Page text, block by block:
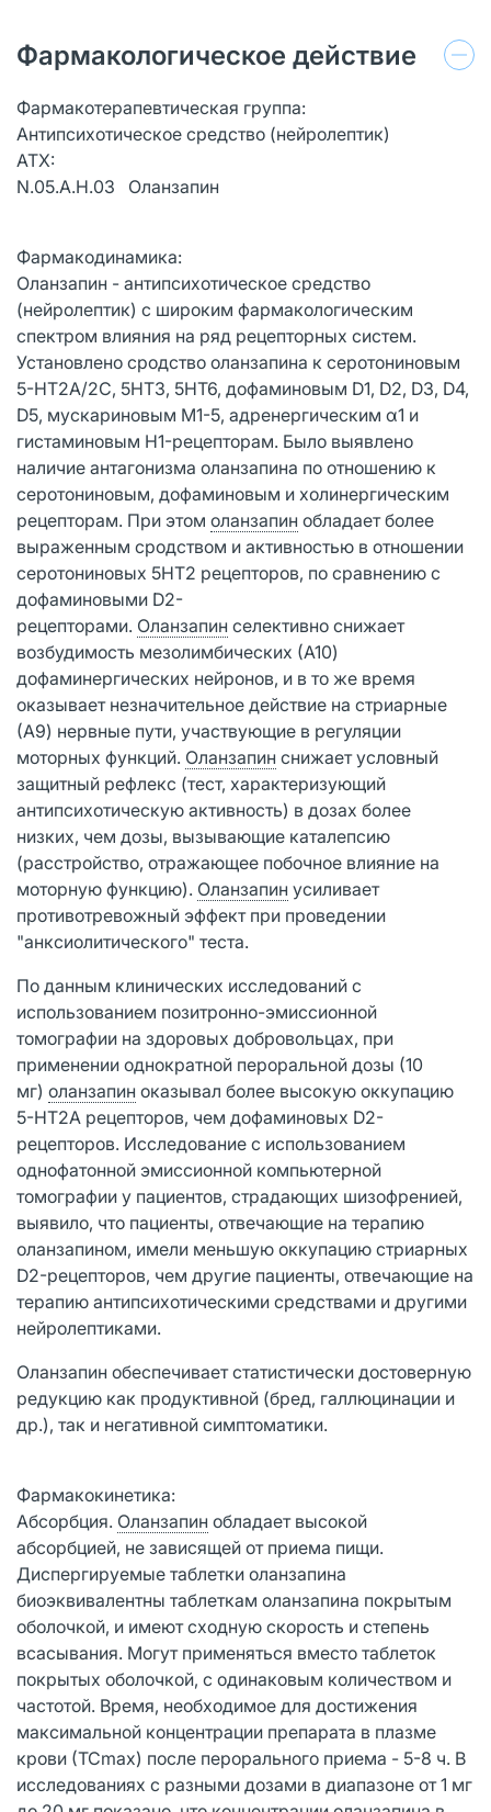
Фармакологическое действие
Фармакотерапевтическая группа:
Антипсихотическое средство (нейролептик)
АТХ:
N.05.A.H.03 Оланзапин
Фармакодинамика:
Оланзапин - антипсихотическое средство
(нейролептик) с широким фармакологическим
спектром влияния на ряд рецепторных систем.
Установлено сродство оланзапина к серотониновым
5-НТ2А/2С, 5НТ3, 5НТ6, дофаминовым D1, D2, D3, D4,
D5, мускариновым М1-5, адренергическим α1 и
гистаминовым H1-рецепторам. Было выявлено
наличие антагонизма оланзапина по отношению к
серотониновым, дофаминовым и холинергическим
рецепторам. При этом оланзапин обладает более
выраженным сродством и активностью в отношении
серотониновых 5НТ2 рецепторов, по сравнению с
дофаминовыми D2-
рецепторами. Оланзапин селективно снижает
возбудимость мезолимбических (А10)
дофаминергических нейронов, и в то же время
оказывает незначительное действие на стриарные
(А9) нервные пути, участвующие в регуляции
моторных функций. Оланзапин снижает условный
защитный рефлекс (тест, характеризующий
антипсихотическую активность) в дозах более
низких, чем дозы, вызывающие каталепсию
(расстройство, отражающее побочное влияние на
моторную функцию). Оланзапин усиливает
противотревожный эффект при проведении
"анксиолитического" теста.
По данным клинических исследований с
использованием позитронно-эмиссионной
томографии на здоровых добровольцах, при
применении однократной пероральной дозы (10
мг) оланзапин оказывал более высокую оккупацию
5-НТ2A рецепторов, чем дофаминовых D2-
рецепторов. Исследование с использованием
однофатонной эмиссионной компьютерной
томографии у пациентов, страдающих шизофренией,
выявило, что пациенты, отвечающие на терапию
оланзапином, имели меньшую оккупацию стриарных
D2-рецепторов, чем другие пациенты, отвечающие на
терапию антипсихотическими средствами и другими
нейролептиками.
Оланзапин обеспечивает статистически достоверную
редукцию как продуктивной (бред, галлюцинации и
др.), так и негативной симптоматики.
Фармакокинетика:
Абсорбция. Оланзапин обладает высокой
абсорбцией, не зависящей от приема пищи.
Диспергируемые таблетки оланзапина
биоэквивалентны таблеткам оланзапина покрытым
оболочкой, и имеют сходную скорость и степень
всасывания. Могут применяться вместо таблеток
покрытых оболочкой, с одинаковым количеством и
частотой. Время, необходимое для достижения
максимальной концентрации препарата в плазме
крови (ТСmах) после перорального приема - 5-8 ч. В
исследованиях с разными дозами в диапазоне от 1 мг